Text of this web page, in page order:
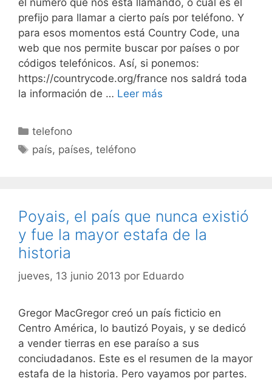
prefijo para llamar a cierto país por teléfono. Y
para esos momentos está Country Code, una
web que nos permite buscar por países o por
códigos telefónicos. Así, si ponemos:
https://countrycode.org/france nos saldrá toda
la información de … Leer más
Categorías
telefono
Etiquetas
país, países,teléfono
Poyais, el país que nunca existió
y fue la mayor estafa de la
historia
jueves, 13 junio 2013 por Eduardo
Gregor MacGregor creó un país ficticio en
Centro América, lo bautizó Poyais, y se dedicó
a vender tierras en ese paraíso a sus
conciudadanos. Este es el resumen de la mayor
estafa de la historia. Pero vayamos por partes.